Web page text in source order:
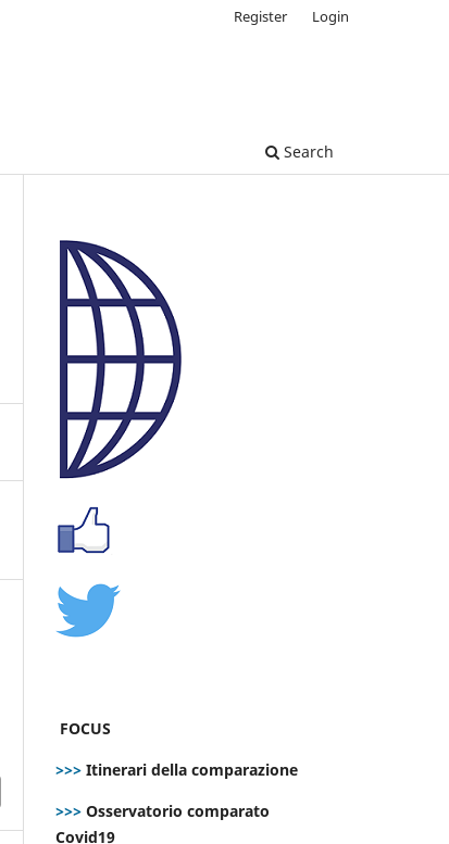
Search
Register Login
FOCUS
>>> Itinerari della comparazione
>>> Osservatorio comparato
Covid19